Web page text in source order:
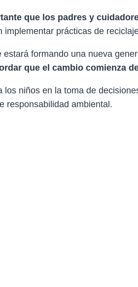
que los padres y
implementar prácticas de
estará formando una nueva
que el cambio comienza
los niños en la toma de
responsabilidad ambiental.